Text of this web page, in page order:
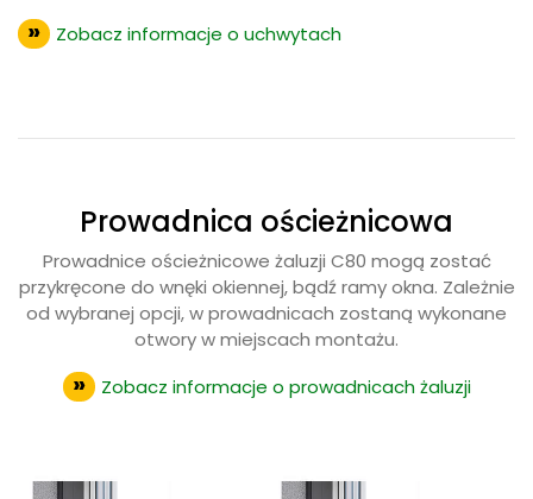
Zobacz informacje o uchwytach
Prowadnica ościeżnicowa
Prowadnice ościeżnicowe żaluzji C80 mogą zostać
przykręcone do wnęki okiennej, bądź ramy okna. Zależnie
od wybranej opcji, w prowadnicach zostaną wykonane
otwory w miejscach montażu.
Zobacz informacje o prowadnicach żaluzji